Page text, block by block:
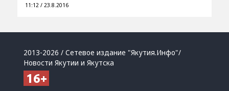
11:12 / 23.8.2016
2013-2026 / Сетевое издание "Якутия.Инфо"/
Новости Якутии и Якутска